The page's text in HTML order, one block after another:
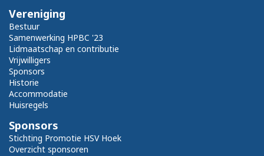
Vereniging
Bestuur
Samenwerking HPBC '23
Lidmaatschap en contributie
Vrijwilligers
Sponsors
Historie
Accommodatie
Huisregels
Sponsors
Stichting Promotie HSV Hoek
Overzicht sponsoren